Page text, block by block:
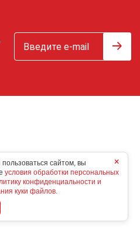
×
сайтом, вы
условия обработки персональных
конфиденциальности и
куки файлов.